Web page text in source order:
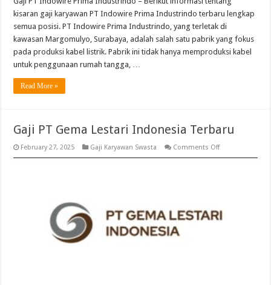
kisaran gaji karyawan PT Indowire Prima Industrindo terbaru lengkap
semua posisi. PT Indowire Prima Industrindo, yang terletak di
kawasan Margomulyo, Surabaya, adalah salah satu pabrik yang fokus
pada produksi kabel listrik. Pabrik ini tidak hanya memproduksi kabel
untuk penggunaan rumah tangga, …
Read More »
Gaji PT Gema Lestari Indonesia Terbaru
February 27, 2025 Gaji Karyawan Swasta Comments Offon